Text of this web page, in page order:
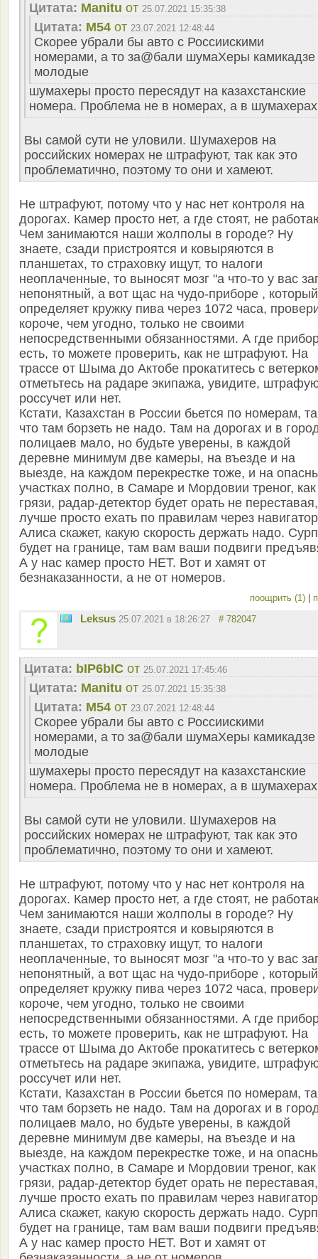
Цитата: Manitu от 25.07.2021 15:35:38
Цитата: M54 от 23.07.2021 12:48:44
Скорее убрали бы авто с Россиискими
номерами, а то за@бали шумаХеры камикадзе
молодые
шумахеры просто пересядут на казахстанские
номера. Проблема не в номерах, а в
Вы самой сути не уловили. Шумахеров на
российских номерах не штрафуют, так как это
проблематично, поэтому то они и хамеют.
Не штрафуют, потому что у нас нет контроля на
дорогах. Камер просто нет, а где стоят, не
Чем занимаются наши жолполы в городе? Ну
знаете, сзади пристроятся и ковыряются в
планшетах, то страховку ищут, то налоги
неоплаченные, то выносят мозг "а что-то у вас
непонятный, а вот щас на чудо-приборе , который
определяет кружку пива через 1072 часа,
короче, чем угодно, только не своими
непосредственными обязанностями. А где
есть, то можете проверить, как не штрафуют. На
трассе от Шыма до Актобе прокатитесь с
отметьтесь на радаре экипажа, увидите,
россучет или нет.
Кстати, Казахстан в России бьется по номерам,
что там борзеть не надо. Там на дорогах и в
полицаев мало, но будьте уверены, в каждой
деревне минимум две камеры, на въезде и на
выезде, на каждом перекрестке тоже, и на
участках полно, в Самаре и Мордовии треног, как
грязи, радар-детектор будет орать не переставая,
лучше просто ехать по правилам через
Алиса скажет, какую скорость держать надо.
будет на границе, там вам ваши подвиги
А у нас камер просто НЕТ. Вот и хамят от
безнаказанности, а не от номеров.
поощрить (1)
Leksus 25.07.2021 в 18:26:27 # 782047
Цитата: bIP6bIC от 25.07.2021 17:45:46
Цитата: Manitu от 25.07.2021 15:35:38
Цитата: M54 от 23.07.2021 12:48:44
Скорее убрали бы авто с Россиискими
номерами, а то за@бали шумаХеры камикадзе
молодые
шумахеры просто пересядут на казахстанские
номера. Проблема не в номерах, а в
Вы самой сути не уловили. Шумахеров на
российских номерах не штрафуют, так как это
проблематично, поэтому то они и хамеют.
Не штрафуют, потому что у нас нет контроля на
дорогах. Камер просто нет, а где стоят, не
Чем занимаются наши жолполы в городе? Ну
знаете, сзади пристроятся и ковыряются в
планшетах, то страховку ищут, то налоги
неоплаченные, то выносят мозг "а что-то у вас
непонятный, а вот щас на чудо-приборе , который
определяет кружку пива через 1072 часа,
короче, чем угодно, только не своими
непосредственными обязанностями. А где
есть, то можете проверить, как не штрафуют. На
трассе от Шыма до Актобе прокатитесь с
отметьтесь на радаре экипажа, увидите,
россучет или нет.
Кстати, Казахстан в России бьется по номерам,
что там борзеть не надо. Там на дорогах и в
полицаев мало, но будьте уверены, в каждой
деревне минимум две камеры, на въезде и на
выезде, на каждом перекрестке тоже, и на
участках полно, в Самаре и Мордовии треног, как
грязи, радар-детектор будет орать не переставая,
лучше просто ехать по правилам через
Алиса скажет, какую скорость держать надо.
будет на границе, там вам ваши подвиги
А у нас камер просто НЕТ. Вот и хамят от